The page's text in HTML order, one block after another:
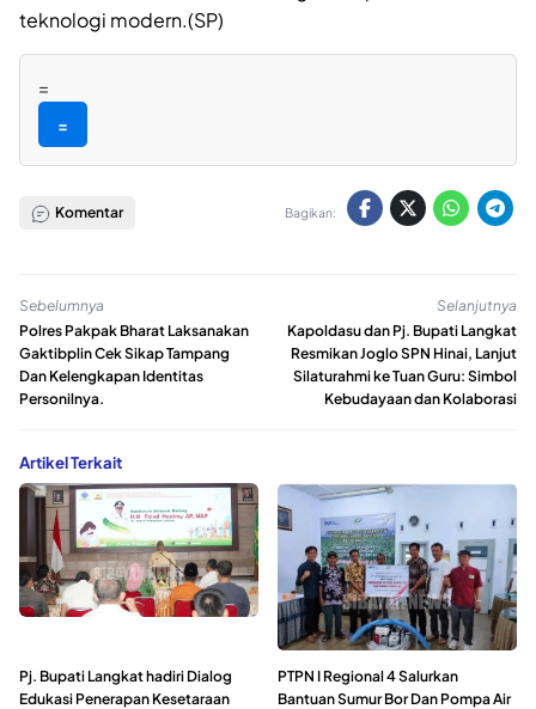
teknologi modern.(SP)
=
=
Komentar Bagikan:
Sebelumnya
Polres Pakpak Bharat Laksanakan
Gaktibplin Cek Sikap Tampang
Dan Kelengkapan Identitas
Personilnya.
Selanjutnya
Kapoldasu dan Pj. Bupati Langkat
Resmikan Joglo SPN Hinai, Lanjut
Silaturahmi ke Tuan Guru: Simbol
Kebudayaan dan Kolaborasi
Artikel Terkait
Pj. Bupati Langkat hadiri Dialog
Edukasi Penerapan Kesetaraan
PTPN I Regional 4 Salurkan
Bantuan Sumur Bor Dan Pompa Air